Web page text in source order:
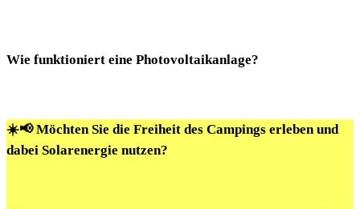
Wie funktioniert eine ⁢Photovoltaikanlage?
☀️📢 Möchten Sie die Freiheit des Campings erleben und
dabei Solarenergie nutzen?